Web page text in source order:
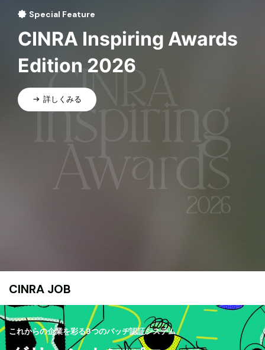
Special Feature
CINRA Inspiring Awards
Edition 2026
詳しくみる
CINRA JOB
これからの企業を彩る9つのバッヂ認証システム